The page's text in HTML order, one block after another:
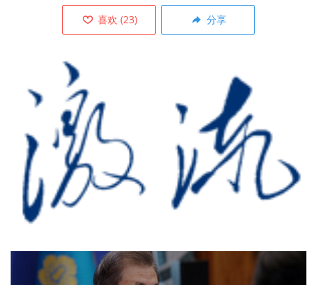
喜欢 (23) 分享